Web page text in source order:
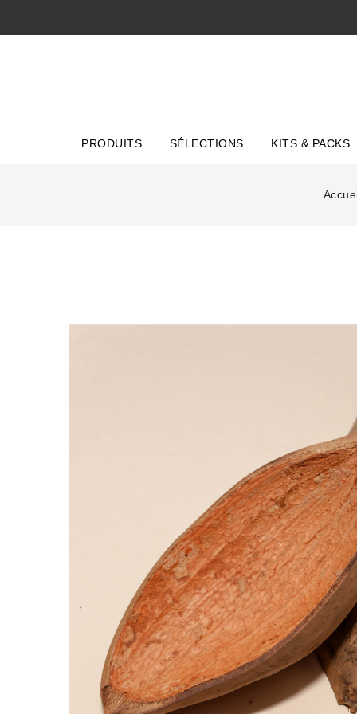
PRODUITS SÉLECTIONS KITS & PACKS